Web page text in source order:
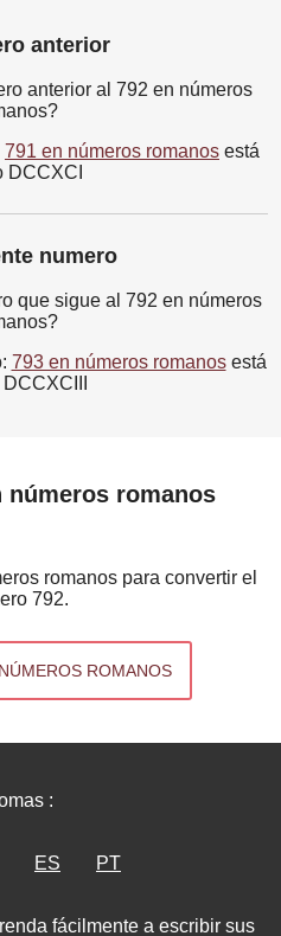
anterior
anterior al 792 en números
791 en números romanos está
DCCXCI
numero
que sigue al 792 en números
793 en números romanosestá
números romanos
romanos para convertir el
792.
ROMANOS
:
ES PT
fácilmente a escribir sus